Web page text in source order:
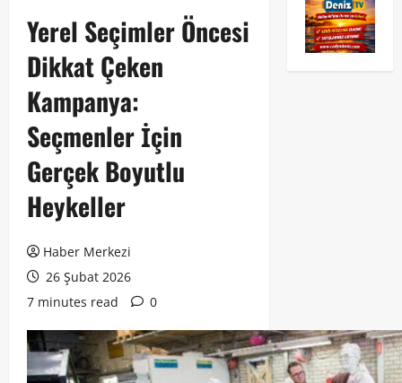
Yerel Seçimler Öncesi
Dikkat Çeken
Kampanya:
Seçmenler İçin
Gerçek Boyutlu
Heykeller
Haber Merkezi
26 Şubat 2026
7 minutes read
0